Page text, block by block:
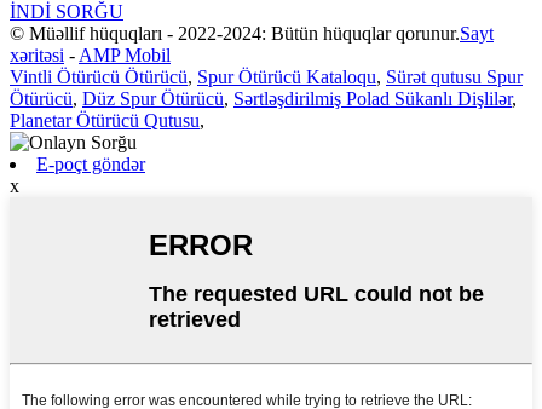
İNDİ SORĞU
© Müəllif hüquqları - 2022-2024: Bütün hüquqlar qorunur.Sayt
xəritəsi - AMP Mobil
Vintli Ötürücü Ötürücü, Spur Ötürücü Kataloqu, Sürət qutusu Spur
Ötürücü, Düz Spur Ötürücü, Sərtləşdirilmiş Polad Sükanlı Dişlilər,
Planetar Ötürücü Qutusu,
E-poçt göndər
x